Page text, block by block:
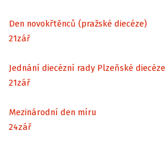
Den novokřtěnců (pražské diecéze)
21zář
Jednání diecézní rady Plzeňské diecéze
21zář
Mezinárodní den míru
24zář